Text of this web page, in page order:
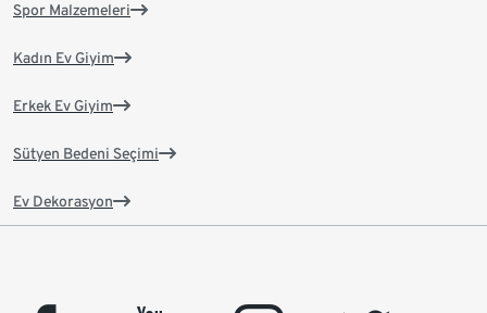
Spor Malzemeleri
Kadın Ev Giyim
Erkek Ev Giyim
Sütyen Bedeni Seçimi
Ev Dekorasyon